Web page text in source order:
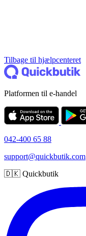
Tilbage til hjælpcenteret
Platformen til e-handel
042-400 65 88
support@quickbutik.com
🇩🇰 Quickbutik